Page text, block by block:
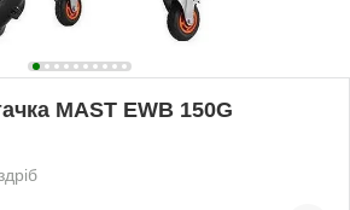
MAST EWB 150G